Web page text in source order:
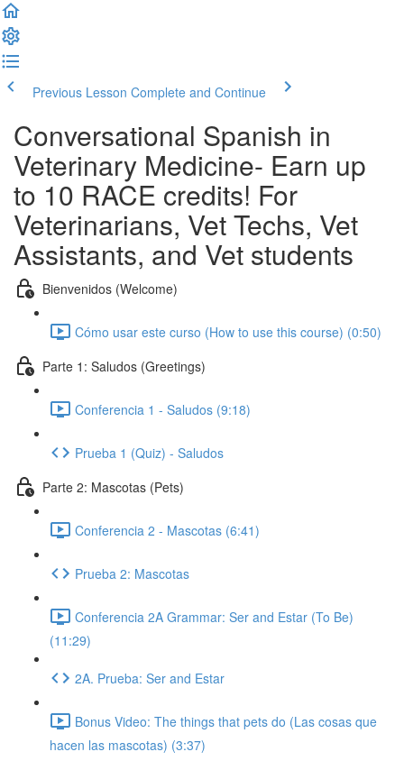
Previous Lesson Complete and Continue
Conversational Spanish in
Veterinary Medicine- Earn up
to 10 RACE credits! For
Veterinarians, Vet Techs, Vet
Assistants, and Vet students
Bienvenidos (Welcome)
Cómo usar este curso (How to use this course) (0:50)
Parte 1: Saludos (Greetings)
Conferencia 1 - Saludos (9:18)
Prueba 1 (Quiz) - Saludos
Parte 2: Mascotas (Pets)
Conferencia 2 - Mascotas (6:41)
Prueba 2: Mascotas
Conferencia 2A Grammar: Ser and Estar (To Be)
(11:29)
2A. Prueba: Ser and Estar
Bonus Video: The things that pets do (Las cosas que
hacen las mascotas) (3:37)